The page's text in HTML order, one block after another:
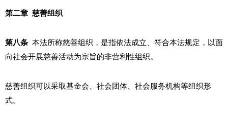
第二章 慈善组织
第八条 本法所称慈善组织，是指依法成立、符合本法规定，以面
向社会开展慈善活动为宗旨的非营利性组织。
慈善组织可以采取基金会、社会团体、社会服务机构等组织形
式。